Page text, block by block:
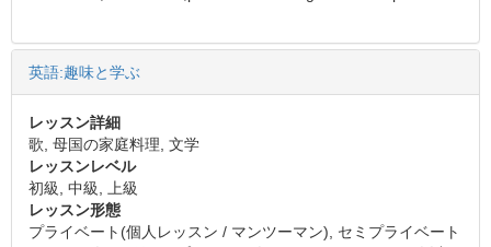
英語:趣味と学ぶ
レッスン詳細
歌, 母国の家庭料理, 文学
レッスンレベル
初級, 中級, 上級
レッスン形態
プライベート(個人レッスン / マンツーマン), セミプライベート